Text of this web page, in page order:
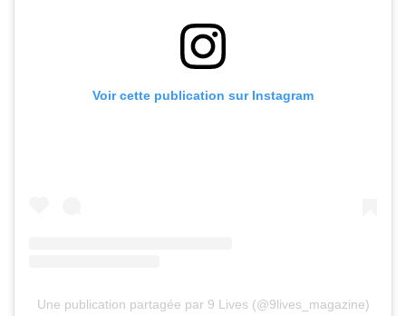
Voir cette publication sur Instagram
Une publication partagée par 9 Lives (@9lives_magazine)